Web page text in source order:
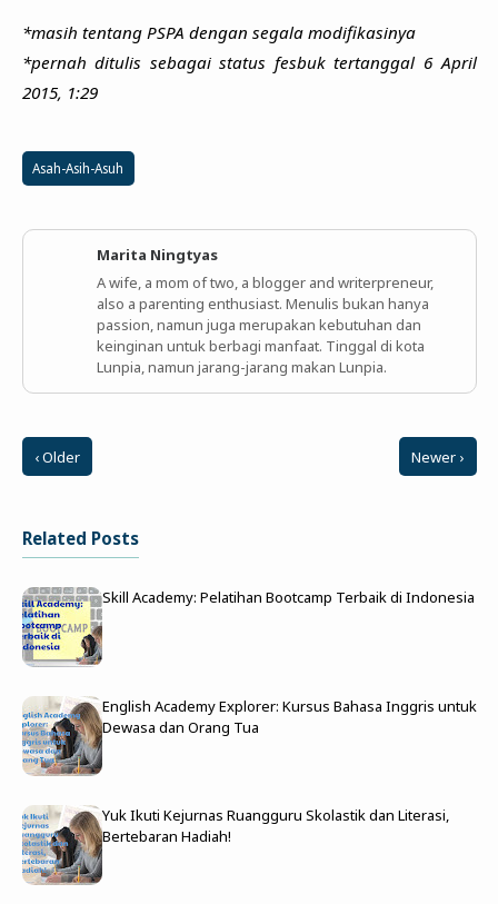
*masih tentang PSPA dengan segala modifikasinya
*pernah ditulis sebagai status fesbuk tertanggal 6 April
2015, 1:29
Asah-Asih-Asuh
Marita Ningtyas
A wife, a mom of two, a blogger and writerpreneur,
also a parenting enthusiast. Menulis bukan hanya
passion, namun juga merupakan kebutuhan dan
keinginan untuk berbagi manfaat. Tinggal di kota
Lunpia, namun jarang-jarang makan Lunpia.
‹ Older Newer ›
Related Posts
Skill Academy: Pelatihan Bootcamp Terbaik di Indonesia
English Academy Explorer: Kursus Bahasa Inggris untuk
Dewasa dan Orang Tua
Yuk Ikuti Kejurnas Ruangguru Skolastik dan Literasi,
Bertebaran Hadiah!